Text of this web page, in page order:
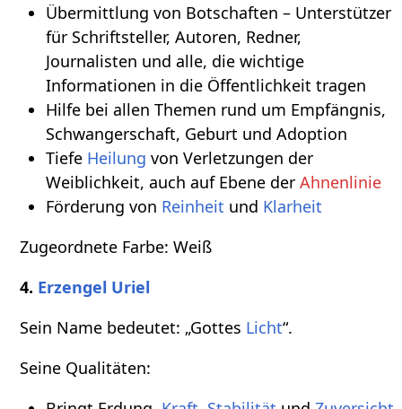
Übermittlung von Botschaften – Unterstützer
für Schriftsteller, Autoren, Redner,
Journalisten und alle, die wichtige
Informationen in die Öffentlichkeit tragen
Hilfe bei allen Themen rund um Empfängnis,
Schwangerschaft, Geburt und Adoption
Tiefe Heilung von Verletzungen der
Weiblichkeit, auch auf Ebene der Ahnenlinie
Förderung von Reinheit und Klarheit
Zugeordnete Farbe: Weiß
4. Erzengel Uriel
Sein Name bedeutet: „Gottes Licht“.
Seine Qualitäten: